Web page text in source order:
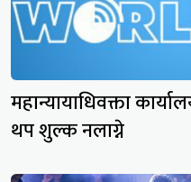
महान्यायाधिवक्ता
थप शुल्क नलाग्ने